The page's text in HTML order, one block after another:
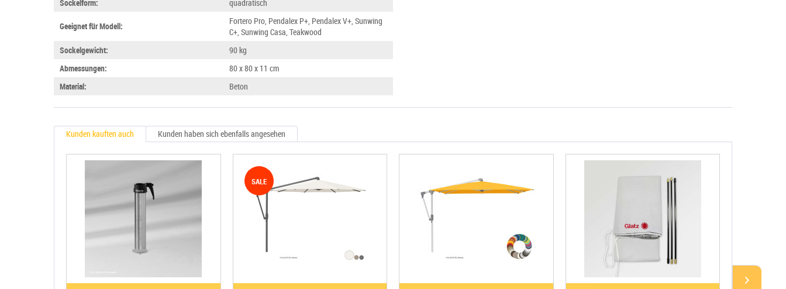
Sockelform:
quadratisch
Geeignet für Modell:
Fortero Pro, Pendalex P+, Pendalex V+, Sunwing
C+, Sunwing Casa, Teakwood
Sockelgewicht:
90 kg
Abmessungen:
80 x 80 x 11 cm
Material:
Beton
Kunden kauften auch Kunden haben sich ebenfalls angesehen
SALE